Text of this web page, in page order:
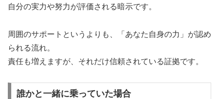
自分の実力や努力が評価される暗示です。
周囲のサポートというよりも、「あなた自身の力」が認め
られる流れ。
責任も増えますが、それだけ信頼されている証拠です。
誰かと一緒に乗っていた場合